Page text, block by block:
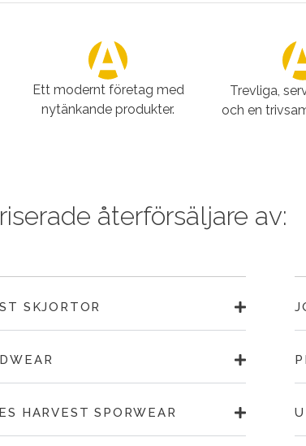
Ett modernt företag med
nytänkande produkter.
Trevliga,
och en
återförsäljare av:
SKJORTOR
HARVEST SPORWEAR